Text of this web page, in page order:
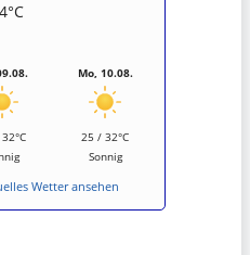
Mo, 10.08.
25 / 32°C
Sonnig
Wetter ansehen